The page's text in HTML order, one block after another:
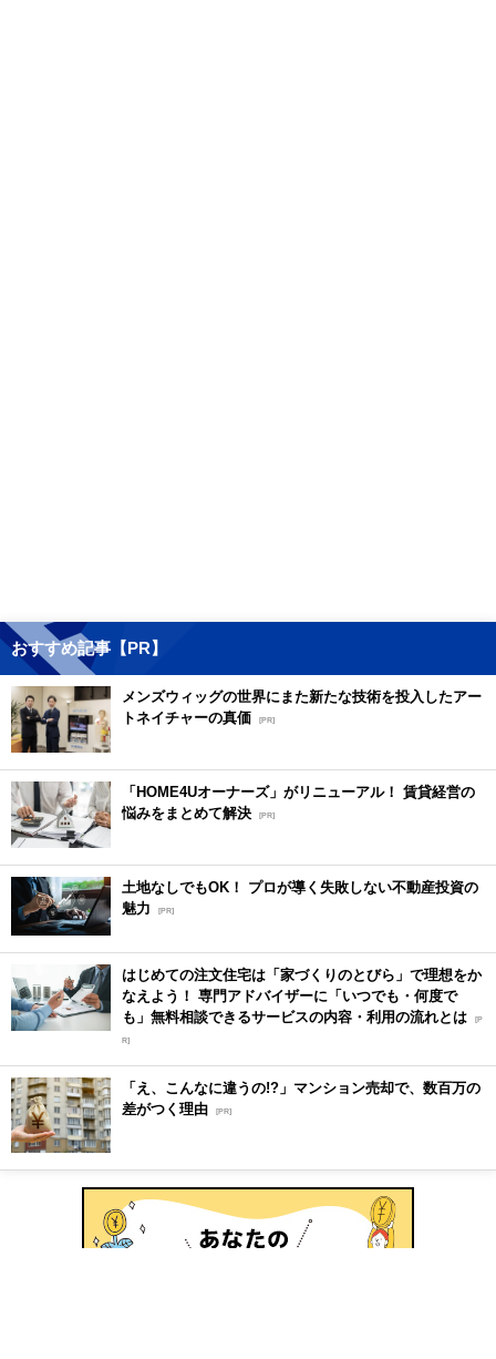
おすすめ記事【PR】
メンズウィッグの世界にまた新たな技術を投入したアー
トネイチャーの真価
[PR]
「HOME4Uオーナーズ」がリニューアル！ 賃貸経営の
悩みをまとめて解決 [PR]
土地なしでもOK！ プロが導く失敗しない不動産投資の
魅力
[PR]
はじめての注文住宅は「家づくりのとびら」で理想をか
なえよう！ 専門アドバイザーに「いつでも・何度で
も」無料相談できるサービスの内容・利用の流れとは [P
R]
「え、こんなに違うの!?」マンション売却で、数百万の
差がつく理由 [PR]